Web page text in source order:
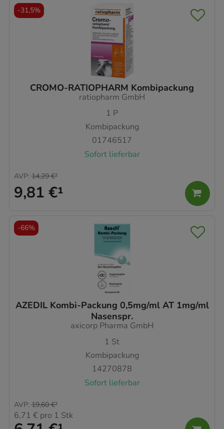
CROMO-RATIOPHARM Kombipackung
ratiopharm GmbH
1 P
Kombipackung
01746517
Sofort lieferbar
9,81 €¹
AVP: 14,29 €²
-31,5%
AZEDIL Kombi-Packung 0,5mg/ml AT 1mg/ml
Nasenspr.
axicorp Pharma GmbH
1 St
Kombipackung
14270878
Sofort lieferbar
AVP: 19,60 €²
6,71 € pro 1 Stk
-66%